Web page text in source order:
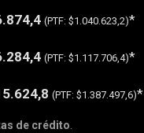
(PTF: $1.040.623,2)*
(PTF: $1.117.706,4)*
(PTF: $1.387.497,6)*
de crédito.